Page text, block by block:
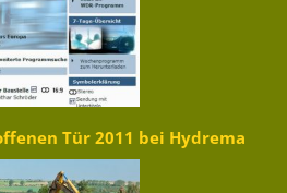
Tür 2011 bei Hydrema